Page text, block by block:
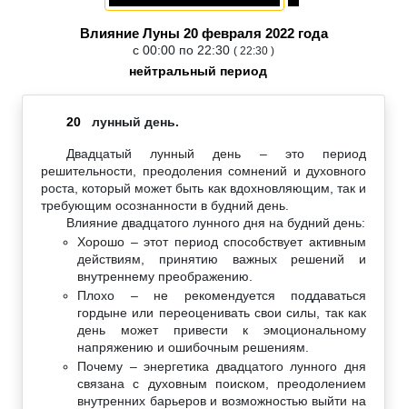
Влияние Луны 20 февраля 2022 года
с 00:00 по 22:30 ( 22:30 )
нейтральный период
20 лунный день.
Двадцатый лунный день – это период
решительности, преодоления сомнений и духовного
роста, который может быть как вдохновляющим, так и
требующим осознанности в будний день.
Влияние двадцатого лунного дня на будний день:
Хорошо – этот период способствует активным
действиям, принятию важных решений и
внутреннему преображению.
Плохо – не рекомендуется поддаваться
гордыне или переоценивать свои силы, так как
день может привести к эмоциональному
напряжению и ошибочным решениям.
Почему – энергетика двадцатого лунного дня
связана с духовным поиском, преодолением
внутренних барьеров и возможностью выйти на